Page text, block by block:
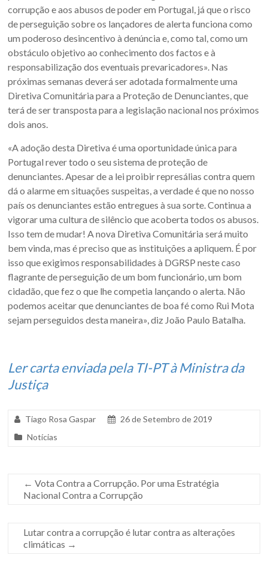
corrupção e aos abusos de poder em Portugal, já que o risco
de perseguição sobre os lançadores de alerta funciona como
um poderoso desincentivo à denúncia e, como tal, como um
obstáculo objetivo ao conhecimento dos factos e à
responsabilização dos eventuais prevaricadores». Nas
próximas semanas deverá ser adotada formalmente uma
Diretiva Comunitária para a Proteção de Denunciantes, que
terá de ser transposta para a legislação nacional nos próximos
dois anos.
«A adoção desta Diretiva é uma oportunidade única para
Portugal rever todo o seu sistema de proteção de
denunciantes. Apesar de a lei proibir represálias contra quem
dá o alarme em situações suspeitas, a verdade é que no nosso
país os denunciantes estão entregues à sua sorte. Continua a
vigorar uma cultura de silêncio que acoberta todos os abusos.
Isso tem de mudar! A nova Diretiva Comunitária será muito
bem vinda, mas é preciso que as instituições a apliquem. É por
isso que exigimos responsabilidades à DGRSP neste caso
flagrante de perseguição de um bom funcionário, um bom
cidadão, que fez o que lhe competia lançando o alerta. Não
podemos aceitar que denunciantes de boa fé como Rui Mota
sejam perseguidos desta maneira», diz João Paulo Batalha.
Ler carta enviada pela TI-PT à Ministra da
Justiça
Tiago Rosa Gaspar
26 de Setembro de 2019
Notícias
← Vota Contra a Corrupção. Por uma Estratégia
Nacional Contra a Corrupção
Lutar contra a corrupção é lutar contra as alterações
climáticas →